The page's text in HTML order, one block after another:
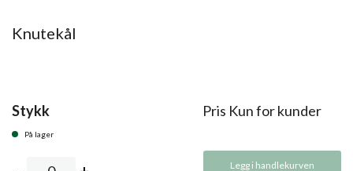
Knutekål
Stykk
På lager
Pris Kun for kunder
Legg i handlekurven